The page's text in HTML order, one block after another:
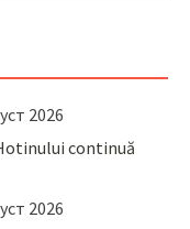
2026
continuă
2026